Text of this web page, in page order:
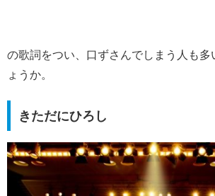
の歌詞をつい、口ずさんでしまう人も多
ょうか。
きただにひろし